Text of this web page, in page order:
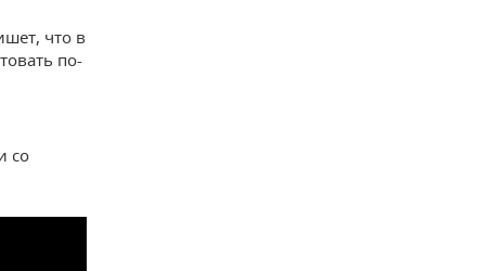
что в
по-
со